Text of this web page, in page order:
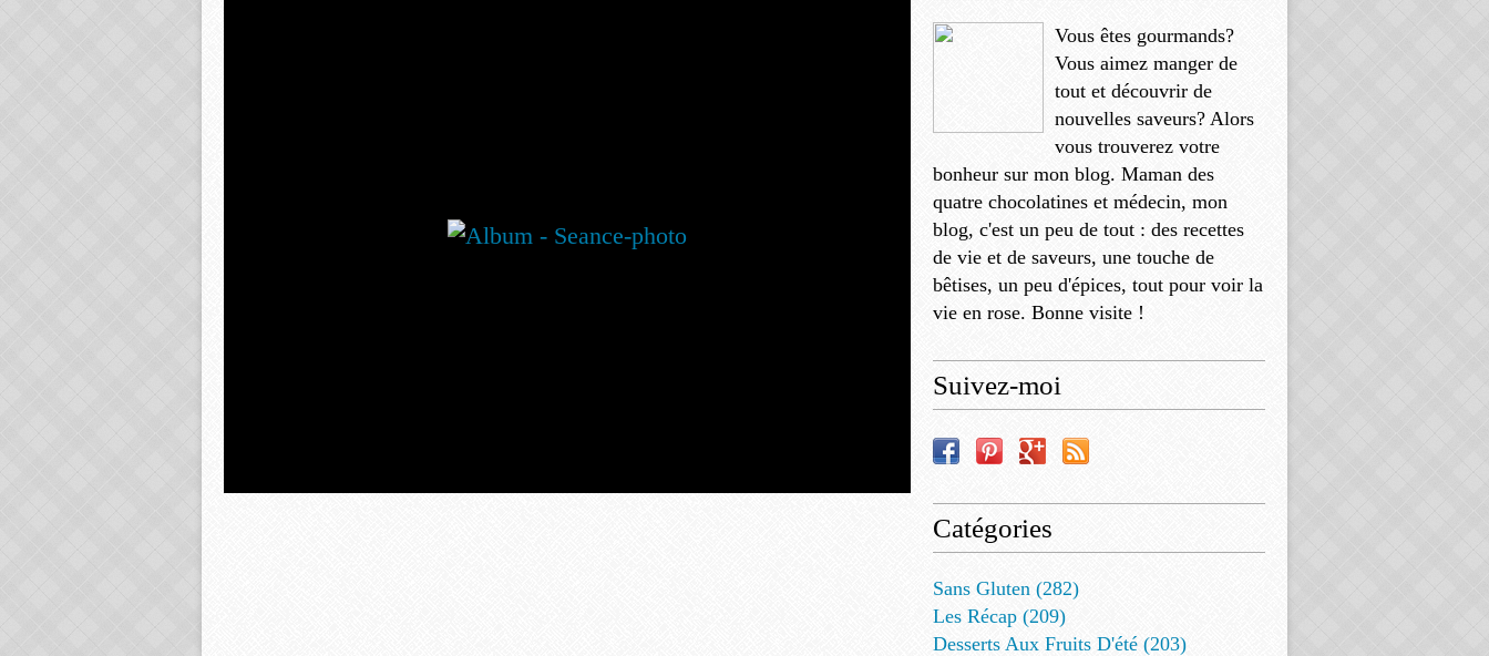
Vous êtes gourmands?
Vous aimez manger de
tout et découvrir de
nouvelles saveurs? Alors
vous trouverez votre
bonheur sur mon blog. Maman des
quatre chocolatines et médecin, mon
blog, c'est un peu de tout : des recettes
de vie et de saveurs, une touche de
bêtises, un peu d'épices, tout pour voir la
vie en rose. Bonne visite !
Suivez-moi
Catégories
Sans Gluten (282)
Les Récap (209)
Desserts Aux Fruits D'été (203)